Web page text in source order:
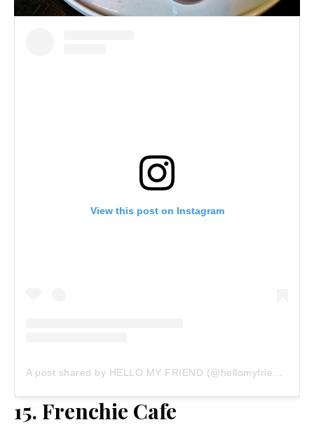
View this post on Instagram
A post shared by HELLO MY FRIEND (@hellomyfriend.bar)
15. Frenchie Cafe